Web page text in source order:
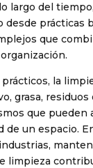
largo del
desde prácticas
que
la
grasa, residuos
que pueden
de un espacio.
limpieza